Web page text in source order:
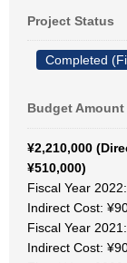
Project Status
Completed
Budget Amount
¥2,210,000
¥510,000)
Fiscal Year
Indirect Cost:
Fiscal Year
Indirect Cost: